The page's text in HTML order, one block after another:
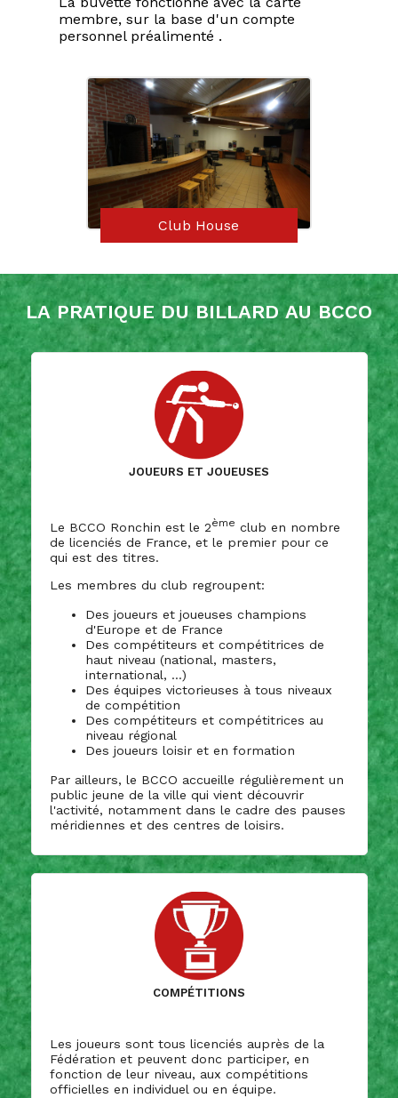
Club House
membre, sur la base d'un compte
personnel préalimenté .
La pratique du billard au BCCO
Joueurs et joueuses
Le BCCO Ronchin est le 2ème club en nombre
de licenciés de France, et le premier pour ce
qui est des titres.
Les membres du club regroupent:
Des joueurs et joueuses champions
d'Europe et de France
Des compétiteurs et compétitrices de
haut niveau (national, masters,
international, ...)
Des équipes victorieuses à tous niveaux
de compétition
Des compétiteurs et compétitrices au
niveau régional
Des joueurs loisir et en formation
Par ailleurs, le BCCO accueille régulièrement un
public jeune de la ville qui vient découvrir
l'activité, notamment dans le cadre des pauses
méridiennes et des centres de loisirs.
Compétitions
Les joueurs sont tous licenciés auprès de la
Fédération et peuvent donc participer, en
fonction de leur niveau, aux compétitions
officielles en individuel ou en équipe.